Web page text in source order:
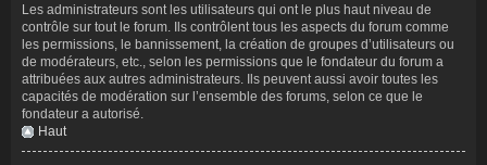
Les administrateurs sont les utilisateurs qui ont le plus haut niveau de
contrôle sur tout le forum. Ils contrôlent tous les aspects du forum comme
les permissions, le bannissement, la création de groupes d’utilisateurs ou
de modérateurs, etc., selon les permissions que le fondateur du forum a
attribuées aux autres administrateurs. Ils peuvent aussi avoir toutes les
capacités de modération sur l’ensemble des forums, selon ce que le
fondateur a autorisé.
Haut